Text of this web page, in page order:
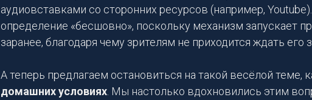
аудиовставками со сторонних ресурсов (например,
определение «бесшовно», поскольку механизм запускает
заранее, благодаря чему зрителям не приходится ждать его
А теперь предлагаем остановиться на такой весёлой теме,
домашних условиях . Мы настолько вдохновились этим